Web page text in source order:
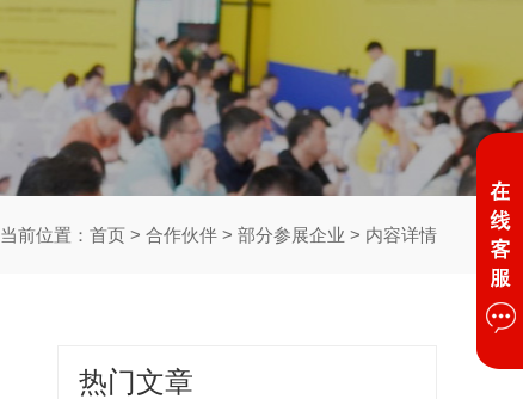
当前位置： 首页 > 合作伙伴 > 部分参展企业 > 内容详情
热门文章